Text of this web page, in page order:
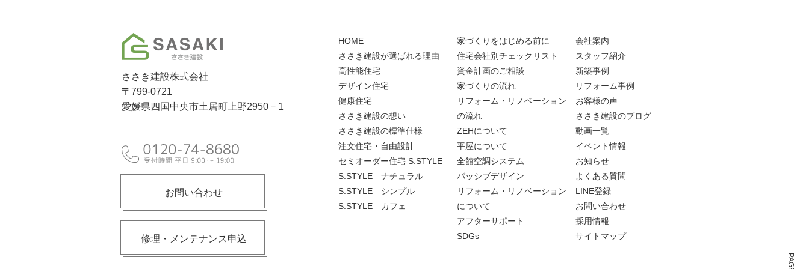
ささき建設株式会社
〒799-0721
愛媛県四国中央市土居町上野2950－1
お問い合わせ
修理・メンテナンス申込
HOME
ささき建設が選ばれる理由
高性能住宅
デザイン住宅
健康住宅
ささき建設の想い
ささき建設の標準仕様
注文住宅・自由設計
セミオーダー住宅 S.STYLE
S.STYLE ナチュラル
S.STYLE シンプル
S.STYLE カフェ
家づくりをはじめる前に
住宅会社別チェックリスト
資金計画のご相談
家づくりの流れ
リフォーム・リノベーション
の流れ
ZEHについて
平屋について
全館空調システム
パッシブデザイン
リフォーム・リノベーション
について
アフターサポート
SDGs
会社案内
スタッフ紹介
新築事例
リフォーム事例
お客様の声
ささき建設のブログ
動画一覧
イベント情報
お知らせ
よくある質問
LINE登録
お問い合わせ
採用情報
サイトマップ